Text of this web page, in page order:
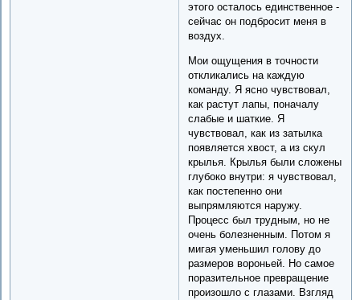
этого осталось единственное -
сейчас он подбросит меня в
воздух.
Мои ощущения в точности
откликались на каждую
команду. Я ясно чувствовал,
как растут лапы, поначалу
слабые и шаткие. Я
чувствовал, как из затылка
появляется хвост, а из скул
крылья. Крылья были сложены
глубоко внутри: я чувствовал,
как постепенно они
выпрямляются наружу.
Процесс был трудным, но не
очень болезненным. Потом я
мигая уменьшил голову до
размеров вороньей. Но самое
поразительное превращение
произошло с глазами. Взгляд